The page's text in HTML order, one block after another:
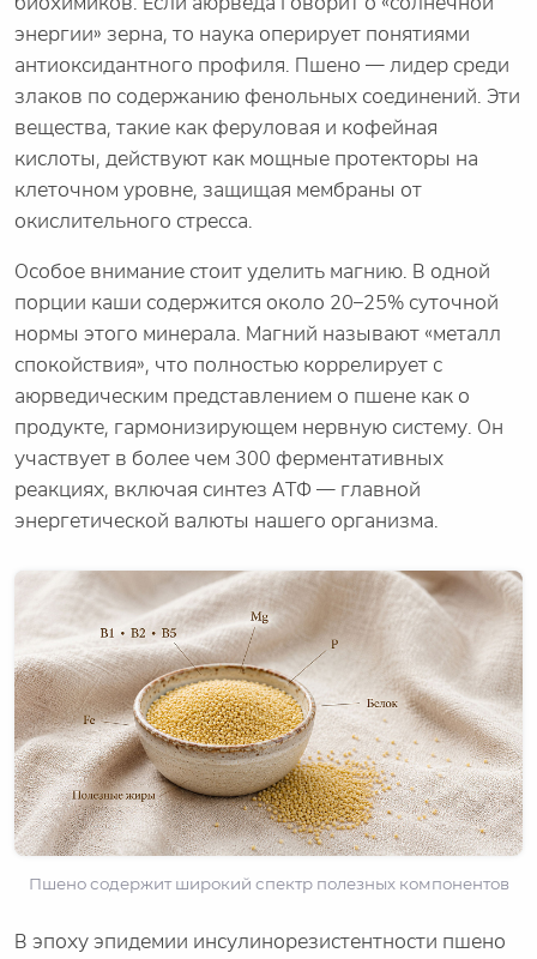
энергии» зерна, то наука оперирует понятиями
антиоксидантного профиля. Пшено — лидер среди
злаков по содержанию фенольных соединений. Эти
вещества, такие как феруловая и кофейная
кислоты, действуют как мощные протекторы на
клеточном уровне, защищая мембраны от
окислительного стресса.
Особое внимание стоит уделить магнию. В одной
порции каши содержится около 20–25% суточной
нормы этого минерала. Магний называют «металл
спокойствия», что полностью коррелирует с
аюрведическим представлением о пшене как о
продукте, гармонизирующем нервную систему. Он
участвует в более чем 300 ферментативных
реакциях, включая синтез АТФ — главной
энергетической валюты нашего организма.
Пшено содержит широкий спектр полезных компонентов
В эпоху эпидемии инсулинорезистентности пшено